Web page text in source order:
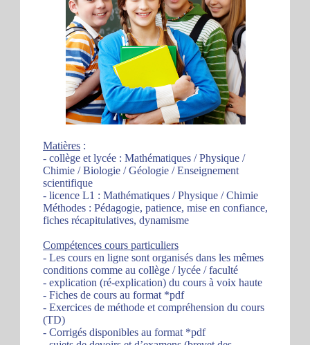
Matières :
- collège et lycée : Mathématiques / Physique /
Chimie / Biologie / Géologie / Enseignement
scientifique
- licence L1 : Mathématiques / Physique / Chimie
Méthodes : Pédagogie, patience, mise en confiance,
fiches récapitulatives, dynamisme
Compétences cours particuliers
- Les cours en ligne sont organisés dans les mêmes
conditions comme au collège / lycée / faculté
- explication (ré-explication) du cours à voix haute
- Fiches de cours au format *pdf
- Exercices de méthode et compréhension du cours
(TD)
- Corrigés disponibles au format *pdf